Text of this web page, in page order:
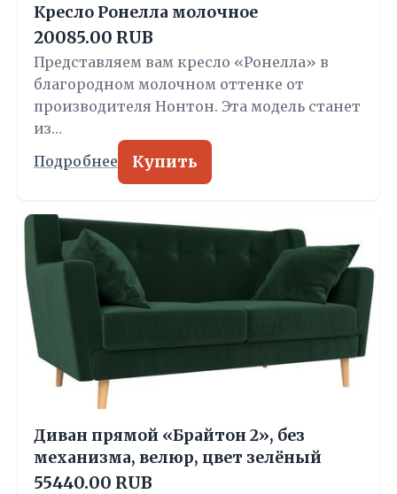
Кресло Ронелла молочное
20085.00 RUB
Представляем вам кресло «Ронелла» в
благородном молочном оттенке от
производителя Нонтон. Эта модель станет
из…
Подробнее Купить
Диван прямой «Брайтон 2», без
механизма, велюр, цвет зелёный
55440.00 RUB